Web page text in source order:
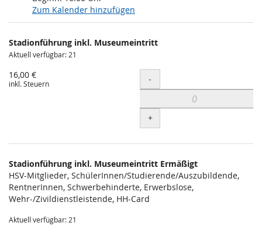
Zum Kalender hinzufügen
Produkte
Unkategorisierte
Produkte
Stadionführung inkl. Museumeintritt
Aktuell verfügbar: 21
16,00 €
inkl. Steuern Menge
-
+
Stadionführung inkl. Museumeintritt Ermäßigt
HSV-Mitglieder, SchülerInnen/Studierende/Auszubildende,
RentnerInnen, Schwerbehinderte, Erwerbslose,
Wehr-/Zivildienstleistende, HH-Card
Aktuell verfügbar: 21